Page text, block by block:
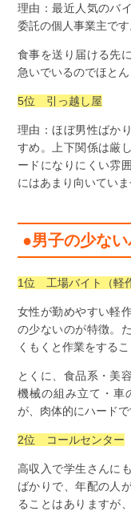
理由：最近人気のバ
委託の個人事業主で
食事を送り届ける先
急いでいるのでほと
5位 引っ越し屋
理由：ほぼ男性ばか
すめ。上下関係は厳
ードになりにくい雰
にはあまり向いていま
●男子の少な
1位 工場バイト（軽
女性が勤めやすい軽
の少ないのが特徴。
くもくと作業をする
とくに、食品系・美
機械の組み立て・車
が、肉体的にハードで
2位 コールセンター
高収入で学生さんに
ばかりで、年配の人
ることはありますが